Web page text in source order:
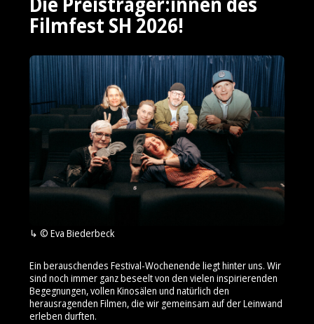
Filmfest SH 2026!
© Eva Biederbeck
Ein berauschendes Festival-Wochenende liegt hinter uns. Wir
sind noch immer ganz beseelt von den vielen inspirierenden
Begegnungen, vollen Kinosälen und natürlich den
herausragenden Filmen, die wir gemeinsam auf der Leinwand
erleben durften.